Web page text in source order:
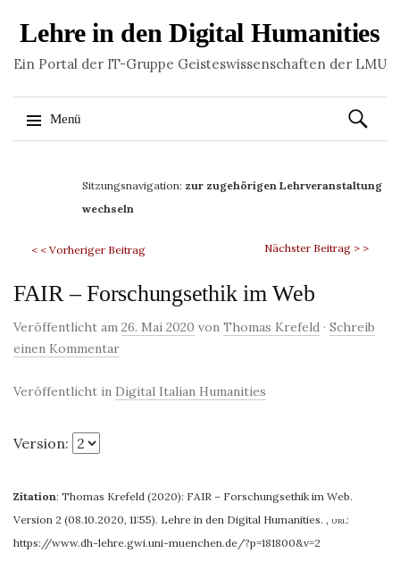
Lehre in den Digital Humanities
Ein Portal der IT-Gruppe Geisteswissenschaften der LMU
Menü
Suchen
nach:
Sitzungsnavigation: zur zugehörigen Lehrveranstaltung
wechseln
< < Vorheriger Beitrag Nächster Beitrag > >
FAIR – Forschungsethik im Web
Veröffentlicht am 26. Mai 2020 von Thomas Krefeld · Schreib
einen Kommentar
Veröffentlicht in Digital Italian Humanities
Version:
Zitation: Thomas Krefeld (2020): FAIR – Forschungsethik im Web.
Version 2 (08.10.2020, 11:55). Lehre in den Digital Humanities. , url:
https://www.dh-lehre.gwi.uni-muenchen.de/?p=181800&v=2